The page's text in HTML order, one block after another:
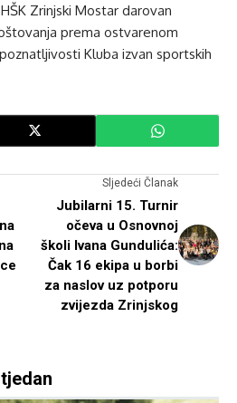
Zrinjski Mostar darovan
prema ostvarenom
Kluba izvan sportskih
Sljedeći Članak
Jubilarni 15. Turnir
očeva u Osnovnoj
školi Ivana Gundulića:
Čak 16 ekipa u borbi
za naslov uz potporu
zvijezda Zrinjskog